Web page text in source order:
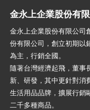
金永上企業股份有限
金永上企業股份有限公司
份有限公司，創立初期以
為主，行銷全國。
隨著台灣經濟起飛，董事
新、研發，其中更針對消
生活用品品牌，擴展行銷
二千多種商品。